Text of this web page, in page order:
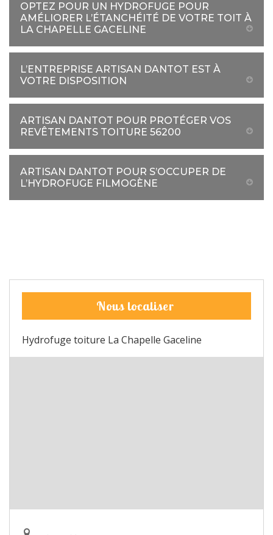
OPTEZ POUR UN HYDROFUGE POUR
AMÉLIORER L’ÉTANCHÉITÉ DE VOTRE TOIT À
LA CHAPELLE GACELINE
L’ENTREPRISE ARTISAN DANTOT EST À
VOTRE DISPOSITION
ARTISAN DANTOT POUR PROTÉGER VOS
REVÊTEMENTS TOITURE 56200
ARTISAN DANTOT POUR S’OCCUPER DE
L’HYDROFUGE FILMOGÈNE
Nous localiser
Hydrofuge toiture La Chapelle Gaceline